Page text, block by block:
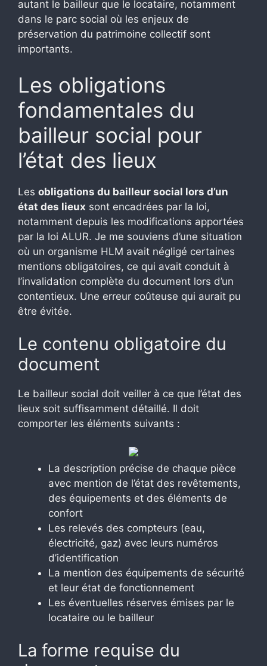
autant le bailleur que le locataire, notamment
dans le parc social où les enjeux de
préservation du patrimoine collectif sont
importants.
Les obligations
fondamentales du
bailleur social pour
l’état des lieux
Les obligations du bailleur social lors d’un
état des lieux sont encadrées par la loi,
notamment depuis les modifications apportées
par la loi ALUR. Je me souviens d’une situation
où un organisme HLM avait négligé certaines
mentions obligatoires, ce qui avait conduit à
l’invalidation complète du document lors d’un
contentieux. Une erreur coûteuse qui aurait pu
être évitée.
Le contenu obligatoire du
document
Le bailleur social doit veiller à ce que l’état des
lieux soit suffisamment détaillé. Il doit
comporter les éléments suivants :
La description précise de chaque pièce
avec mention de l’état des revêtements,
des équipements et des éléments de
confort
Les relevés des compteurs (eau,
électricité, gaz) avec leurs numéros
d’identification
La mention des équipements de sécurité
et leur état de fonctionnement
Les éventuelles réserves émises par le
locataire ou le bailleur
La forme requise du